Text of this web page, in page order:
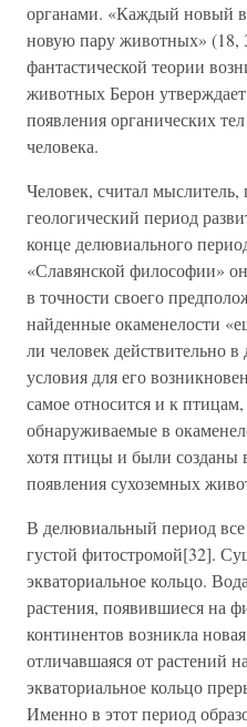
органами. «Каждый новый
новую пару животных» (18,
фантастической теории
животных Берон
появления органических
человека.
Человек, считал
геологический период
конце делювиального
«Славянской философии»
в точности своего
найденные окаменелости
ли человек действительно
условия для его
самое относится и к
обнаруживаемые в
хотя птицы и были
появления сухоземных
В делювиальный период
густой фитостромой[32].
экваториальное кольцо.
растения, появившиеся на
континентов возникла
отличавшаяся от растений
экваториальное кольцо
Именно в этот период